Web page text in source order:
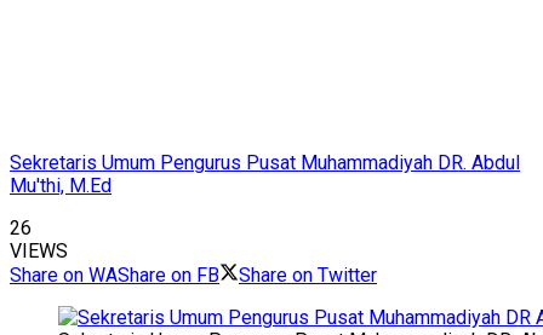
Sekretaris Umum Pengurus Pusat Muhammadiyah DR. Abdul
Mu'thi, M.Ed
26
VIEWS
Share on WAShare on FB Share on Twitter